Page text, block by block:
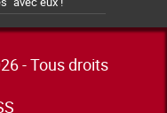
- Tous droits